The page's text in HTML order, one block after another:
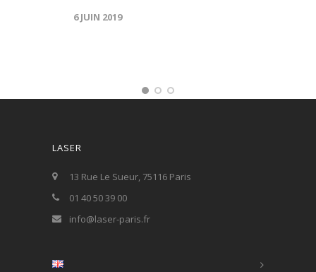
6 JUIN 2019
LASER
13 Rue Le Sueur, 75116 Paris
01 40 50 39 00
info@laser-paris.fr